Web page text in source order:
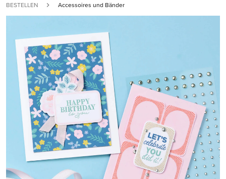
BESTELLEN Accessoires und Bänder